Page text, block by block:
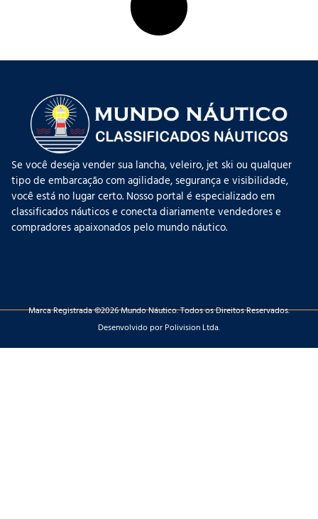
Se você deseja vender sua lancha, veleiro, jet ski ou qualquer
tipo de embarcação com agilidade, segurança e visibilidade,
você está no lugar certo. Nosso portal é especializado em
classificados náuticos e conecta diariamente vendedores e
compradores apaixonados pelo mundo náutico.
Marca Registrada ©2026 Mundo Náutico. Todos os Direitos Reservados.
Desenvolvido por Polivision Ltda.